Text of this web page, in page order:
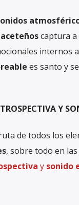
captura a
internos
es santo y
Y
de todos los
, sobre todo en
y sonido